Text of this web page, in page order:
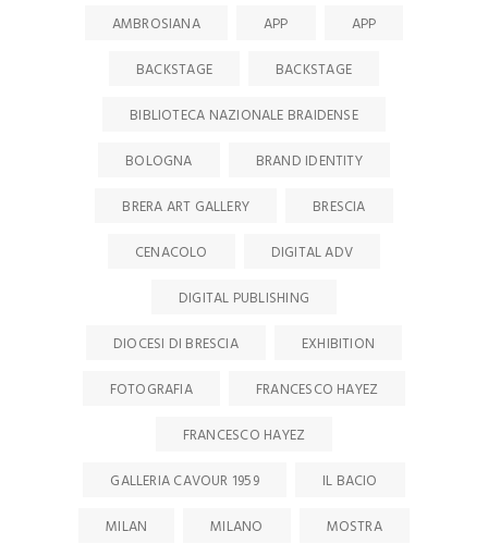
AMBROSIANA APP
APP
BACKSTAGE
BACKSTAGE
BIBLIOTECA NAZIONALE BRAIDENSE
BOLOGNA
BRAND IDENTITY
BRERA ART GALLERY
BRESCIA
CENACOLO
DIGITAL ADV
DIGITAL PUBLISHING
DIOCESI DI BRESCIA
EXHIBITION
FOTOGRAFIA
FRANCESCO HAYEZ
FRANCESCO HAYEZ
GALLERIA CAVOUR 1959
IL BACIO
MILAN
MILANO
MOSTRA